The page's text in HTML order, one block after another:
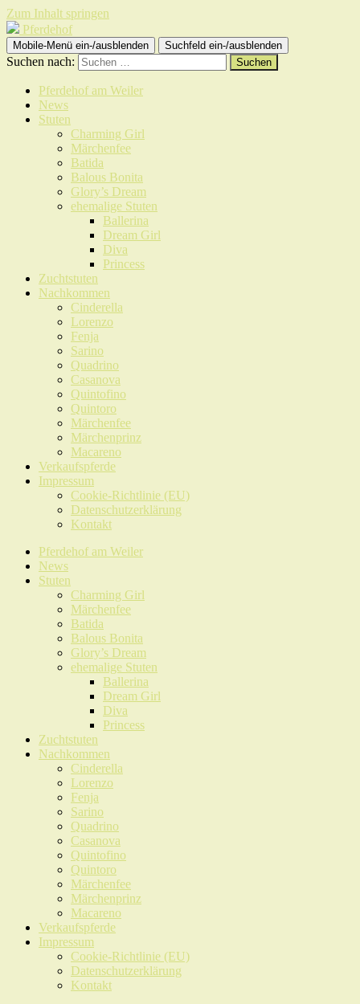
Zum Inhalt springen
Pferdehof
Mobile-Menü ein-/ausblenden Suchfeld ein-/ausblenden
Suchen nach:
Pferdehof am Weiler
News
Stuten
Charming Girl
Märchenfee
Batida
Balous Bonita
Glory’s Dream
ehemalige Stuten
Ballerina
Dream Girl
Diva
Princess
Zuchtstuten
Nachkommen
Cinderella
Lorenzo
Fenja
Sarino
Quadrino
Casanova
Quintofino
Quintoro
Märchenfee
Märchenprinz
Macareno
Verkaufspferde
Impressum
Cookie-Richtlinie (EU)
Datenschutzerklärung
Kontakt
Pferdehof am Weiler
News
Stuten
Charming Girl
Märchenfee
Batida
Balous Bonita
Glory’s Dream
ehemalige Stuten
Ballerina
Dream Girl
Diva
Princess
Zuchtstuten
Nachkommen
Cinderella
Lorenzo
Fenja
Sarino
Quadrino
Casanova
Quintofino
Quintoro
Märchenfee
Märchenprinz
Macareno
Verkaufspferde
Impressum
Cookie-Richtlinie (EU)
Datenschutzerklärung
Kontakt